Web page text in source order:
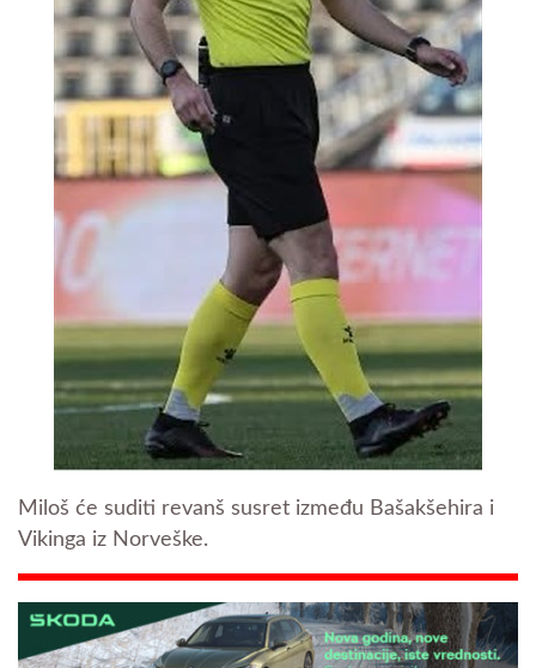
Miloš će suditi revanš susret između Bašakšehira i
Vikinga iz Norveške.